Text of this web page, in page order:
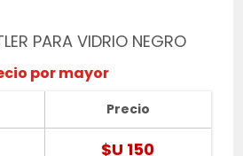
PARA VIDRIO NEGRO
por mayor
Precio
$U 150